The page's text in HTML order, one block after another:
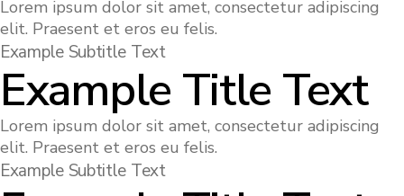
Lorem ipsum dolor sit amet, consectetur adipiscing
elit. Praesent et eros eu felis.
Example Subtitle Text
Example Title Text
Lorem ipsum dolor sit amet, consectetur adipiscing
elit. Praesent et eros eu felis.
Example Subtitle Text